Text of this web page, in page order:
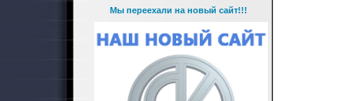
Мы переехали на новый сайт!!!